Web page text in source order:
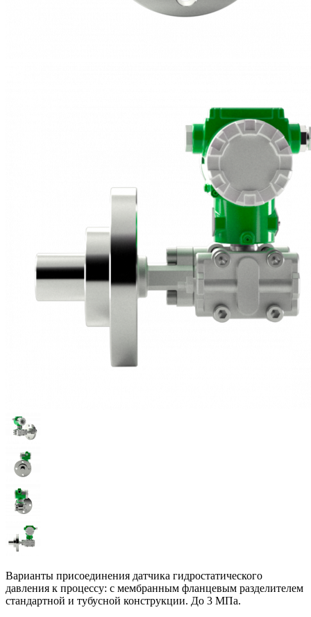
Варианты присоединения датчика гидростатического
давления к процессу: с мембранным фланцевым разделителем
стандартной и тубусной конструкции. До 3 МПа.